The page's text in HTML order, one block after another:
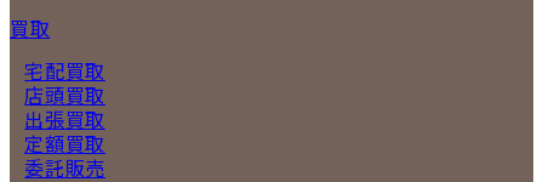
買取
宅配買取
店頭買取
出張買取
定額買取
委託販売